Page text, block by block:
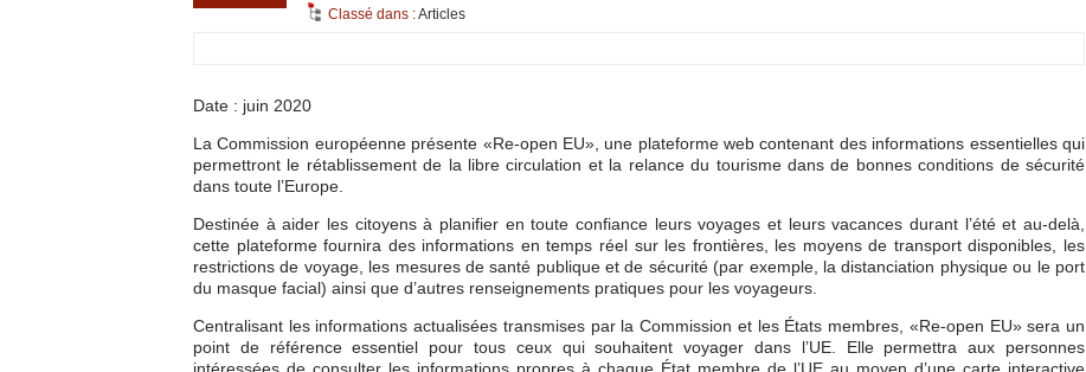
Classé dans :Articles
Date : juin 2020
La Commission européenne présente «Re-open EU», une plateforme web contenant des informations essentielles qui
permettront le rétablissement de la libre circulation et la relance du tourisme dans de bonnes conditions de sécurité
dans toute l’Europe.
Destinée à aider les citoyens à planifier en toute confiance leurs voyages et leurs vacances durant l’été et au-delà,
cette plateforme fournira des informations en temps réel sur les frontières, les moyens de transport disponibles, les
restrictions de voyage, les mesures de santé publique et de sécurité (par exemple, la distanciation physique ou le port
du masque facial) ainsi que d’autres renseignements pratiques pour les voyageurs.
Centralisant les informations actualisées transmises par la Commission et les États membres, «Re-open EU» sera un
point de référence essentiel pour tous ceux qui souhaitent voyager dans l’UE. Elle permettra aux personnes